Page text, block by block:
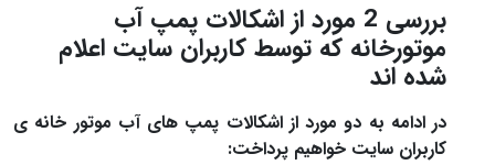
بررسی 2 مورد از اشکالات پمپ آب
موتورخانه که توسط کاربران سایت اعلام
شده اند
در ادامه به دو مورد از اشکالات پمپ های آب موتور خانه ی
کاربران سایت خواهیم پرداخت: